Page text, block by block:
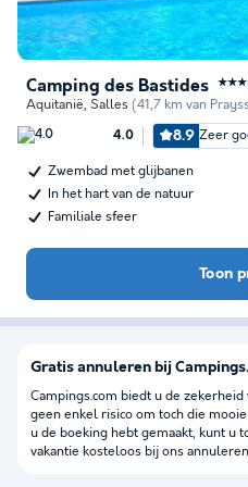
Camping des Bastides
Aquitanië, Salles (41,7 km van
4.0 8.9 Zeer
Zwembad met glijbanen
In het hart van de natuur
Familiale sfeer
Toon
Gratis annuleren bij
Campings.com biedt u de
geen enkel risico om toch die
u de boeking hebt gemaakt, kunt u
vakantie kosteloos bij ons